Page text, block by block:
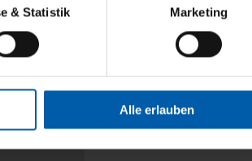
Ihres Nutzerverhaltens und Ihres Profils
unserer Webpräsenz speichern wir
an Dritte wie etwa unsere
für Ihr personalisiertes Einkaufserlebnis
Cookies selbst festlegen, die Sie erlauben
& Statistik Marketing
Alle erlauben